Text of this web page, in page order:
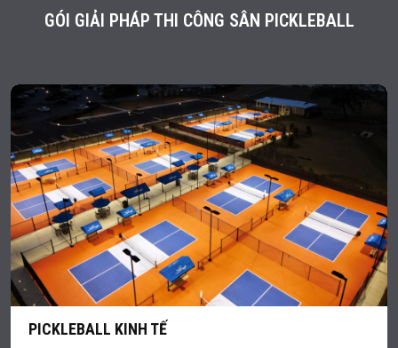
GÓI GIẢI PHÁP THI CÔNG SÂN PICKLEBALL
PICKLEBALL KINH TẾ